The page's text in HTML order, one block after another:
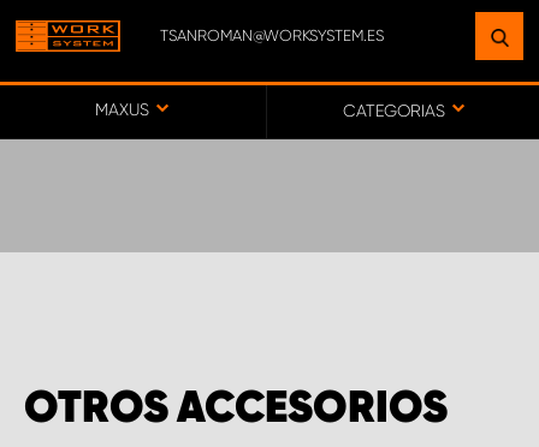
TSANROMAN@WORKSYSTEM.ES
MAXUS CATEGORIAS
OTROS ACCESORIOS
ENCUENTRE UNA INSTALACIÓN
CERCA DE USTED